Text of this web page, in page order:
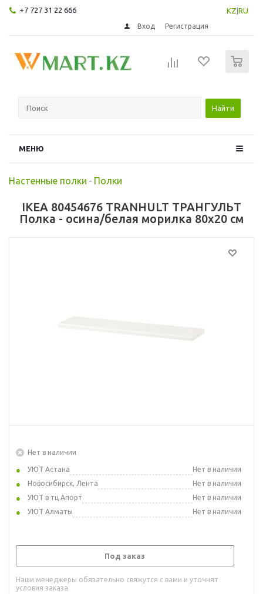
+7 727 31 22 666 KZ RU
Вход Регистрация
Найти
МЕНЮ
Настенные полки - Полки
IKEA 80454676 TRANHULT ТРАНГУЛЬТ
Полка - осина/белая морилка 80x20 см
Нет в наличии
УЮТ Астана
Нет в наличии
Новосибирск, Лента
Нет в наличии
УЮТ в тц Апорт
Нет в наличии
УЮТ Алматы
Нет в наличии
Под заказ
Наши менеджеры обязательно свяжутся с вами и уточнят
условия заказа